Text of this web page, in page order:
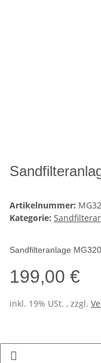
Artikelnummer:
Kategorie:
Sandfilteranlage
199,00 €
inkl. 19% USt. , zzgl.